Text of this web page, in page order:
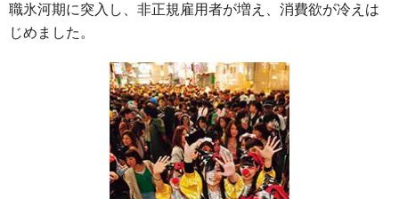
職氷河期に突入し、非正規雇用者が増え、消費欲が冷えは
じめました。